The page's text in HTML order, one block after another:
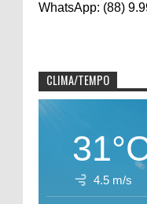
WhatsApp: (88)
CLIMA/TEMPO
4.5 m/s